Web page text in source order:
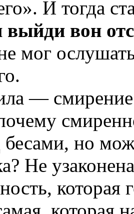
И тогда
выйди вон
мог
—
бесами, но
Не
которая